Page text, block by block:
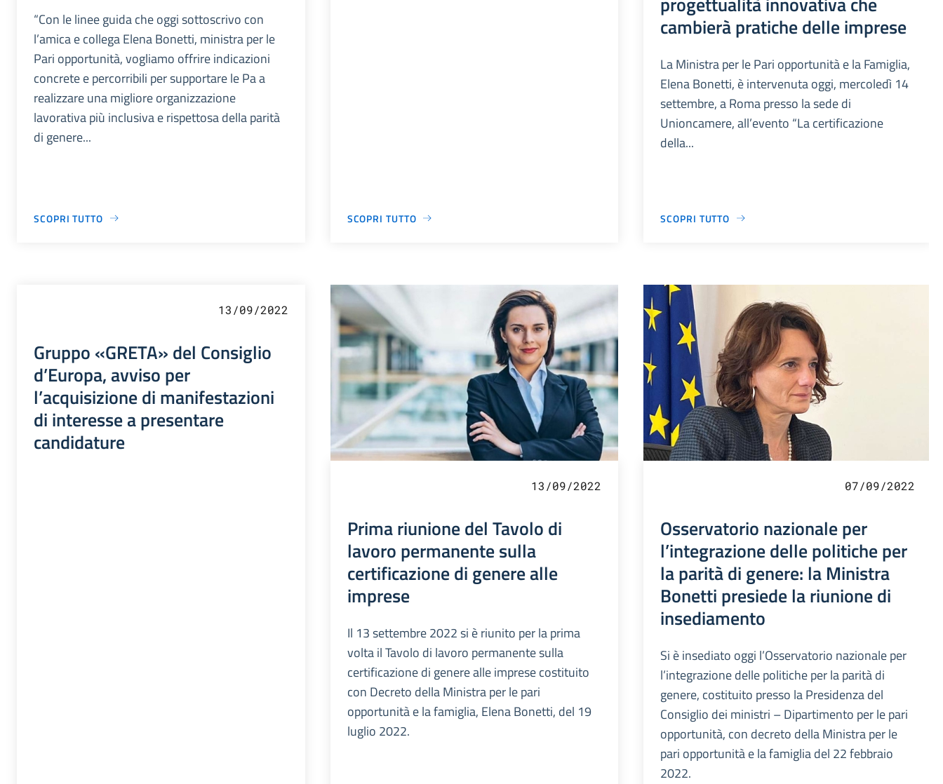
“Con le linee guida che oggi sottoscrivo con
l’amica e collega Elena Bonetti, ministra per le
Pari opportunità, vogliamo offrire indicazioni
concrete e percorribili per supportare le Pa a
realizzare una migliore organizzazione
lavorativa più inclusiva e rispettosa della parità
di genere...
SCOPRI TUTTO SCOPRI TUTTO
cambierà pratiche delle imprese
La Ministra per le Pari opportunità e la Famiglia,
Elena Bonetti, è intervenuta oggi, mercoledì 14
settembre, a Roma presso la sede di
Unioncamere, all’evento “La certificazione
della...
SCOPRI TUTTO
13/09/2022
Gruppo «GRETA» del Consiglio
d’Europa, avviso per
l’acquisizione di manifestazioni
di interesse a presentare
candidature
13/09/2022
Prima riunione del Tavolo di
lavoro permanente sulla
certificazione di genere alle
imprese
Il 13 settembre 2022 si è riunito per la prima
volta il Tavolo di lavoro permanente sulla
certificazione di genere alle imprese costituito
con Decreto della Ministra per le pari
opportunità e la famiglia, Elena Bonetti, del 19
luglio 2022.
07/09/2022
Osservatorio nazionale per
l’integrazione delle politiche per
la parità di genere: la Ministra
Bonetti presiede la riunione di
insediamento
Si è insediato oggi l’Osservatorio nazionale per
l’integrazione delle politiche per la parità di
genere, costituito presso la Presidenza del
Consiglio dei ministri – Dipartimento per le pari
opportunità, con decreto della Ministra per le
pari opportunità e la famiglia del 22 febbraio
2022.